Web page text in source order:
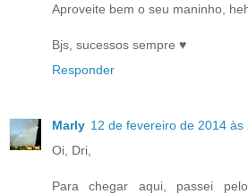
Aproveite bem o seu maninho,
Bjs, sucessos sempre ♥
Responder
Marly 12 de fevereiro de 2014 às
Oi, Dri,
Para chegar aqui, passei